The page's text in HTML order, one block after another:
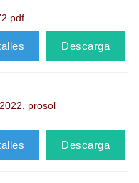
Descarga
prosol
Descarga